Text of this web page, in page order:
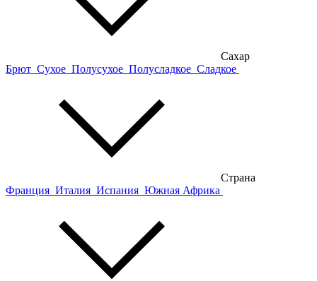
Сахар
Брют Сухое Полусухое Полусладкое Сладкое
Страна
Франция Италия Испания Южная Африка